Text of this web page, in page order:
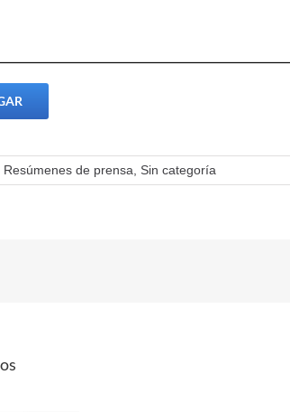
Resúmenes de prensa Sin categoría